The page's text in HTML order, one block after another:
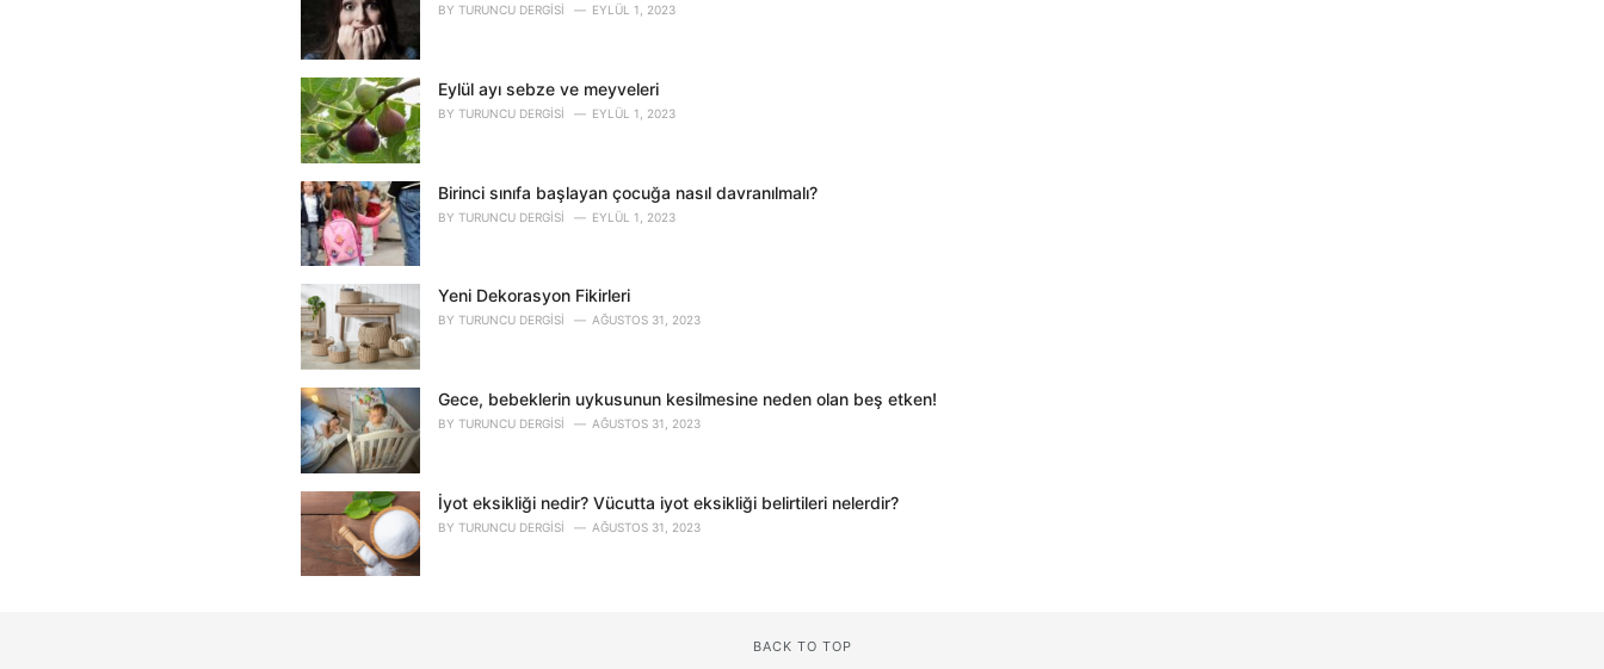
e
:
BY TURUNCU DERGISI EYLÜL 1, 2023
Eylül ayı sebze ve meyveleri
BY TURUNCU DERGISI EYLÜL 1, 2023
Birinci sınıfa başlayan çocuğa nasıl davranılmalı?
BY TURUNCU DERGISI EYLÜL 1, 2023
Yeni Dekorasyon Fikirleri
BY TURUNCU DERGISI AĞUSTOS 31, 2023
Gece, bebeklerin uykusunun kesilmesine neden olan beş etken!
BY TURUNCU DERGISI AĞUSTOS 31, 2023
İyot eksikliği nedir? Vücutta iyot eksikliği belirtileri nelerdir?
BY TURUNCU DERGISI AĞUSTOS 31, 2023
BACK TO TOP